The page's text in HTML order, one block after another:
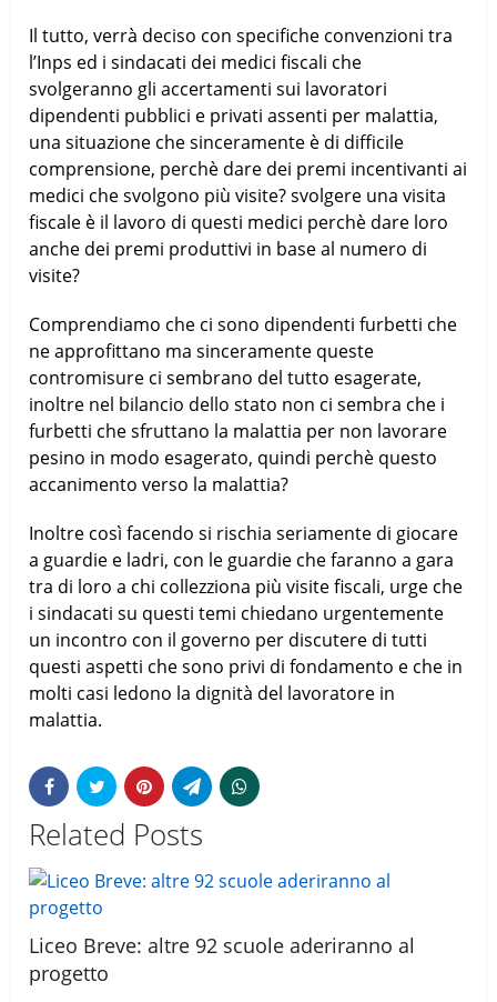
Il tutto, verrà deciso con specifiche convenzioni tra
l’Inps ed i sindacati dei medici fiscali che
svolgeranno gli accertamenti sui lavoratori
dipendenti pubblici e privati assenti per malattia,
una situazione che sinceramente è di difficile
comprensione, perchè dare dei premi incentivanti ai
medici che svolgono più visite? svolgere una visita
fiscale è il lavoro di questi medici perchè dare loro
anche dei premi produttivi in base al numero di
visite?
Comprendiamo che ci sono dipendenti furbetti che
ne approfittano ma sinceramente queste
contromisure ci sembrano del tutto esagerate,
inoltre nel bilancio dello stato non ci sembra che i
furbetti che sfruttano la malattia per non lavorare
pesino in modo esagerato, quindi perchè questo
accanimento verso la malattia?
Inoltre così facendo si rischia seriamente di giocare
a guardie e ladri, con le guardie che faranno a gara
tra di loro a chi collezziona più visite fiscali, urge che
i sindacati su questi temi chiedano urgentemente
un incontro con il governo per discutere di tutti
questi aspetti che sono privi di fondamento e che in
molti casi ledono la dignità del lavoratore in
malattia.
Related Posts
Liceo Breve: altre 92 scuole aderiranno al
progetto